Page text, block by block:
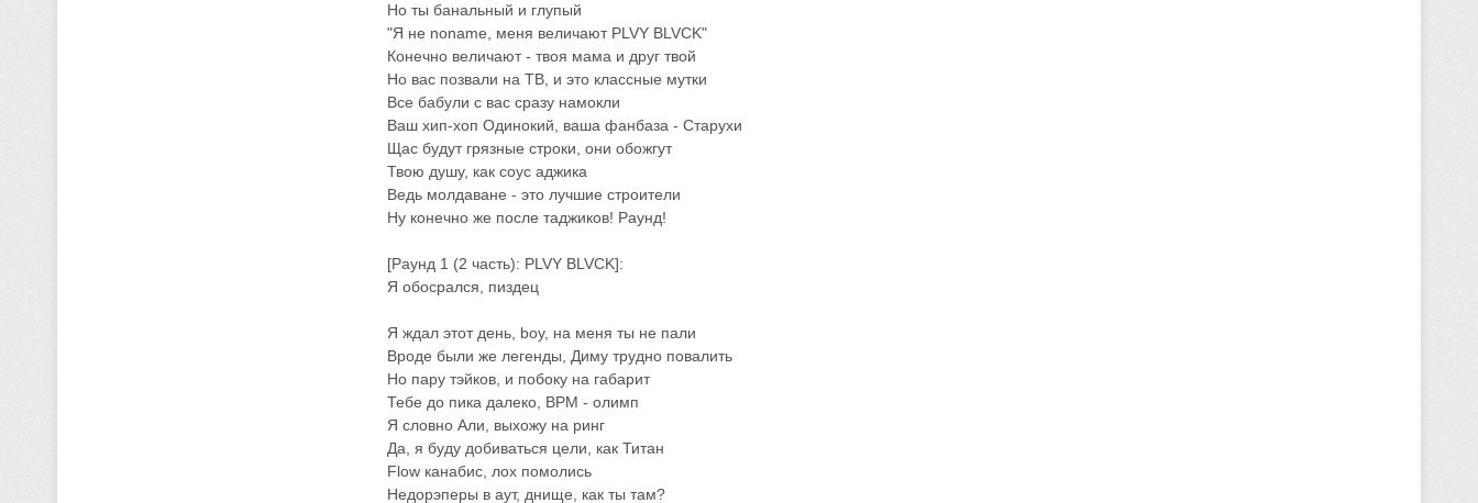
Но ты банальный и глупый
"Я не noname, меня величают PLVY BLVCK"
Конечно величают - твоя мама и друг твой
Но вас позвали на ТВ, и это классные мутки
Все бабули с вас сразу намокли
Ваш хип-хоп Одинокий, ваша фанбаза - Старухи
Щас будут грязные строки, они обожгут
Твою душу, как соус аджика
Ведь молдаване - это лучшие строители
Ну конечно же после таджиков! Раунд!
[Раунд 1 (2 часть): PLVY BLVCK]:
Я обосрался, пиздец
Я ждал этот день, boy, на меня ты не пали
Вроде были же легенды, Диму трудно повалить
Но пару тэйков, и побоку на габарит
Тебе до пика далеко, BPM - олимп
Я словно Али, выхожу на ринг
Да, я буду добиваться цели, как Титан
Flow канабис, лох помолись
Недорэперы в аут, днище, как ты там?